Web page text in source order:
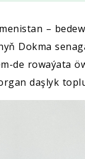
–
Dokma
de rowaýata
daşlyk